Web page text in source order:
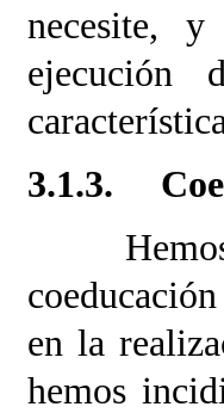
necesite,
ejecución
3.1.3.
Hemos
en la
hemos